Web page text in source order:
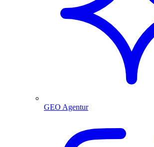
GEO Agentur